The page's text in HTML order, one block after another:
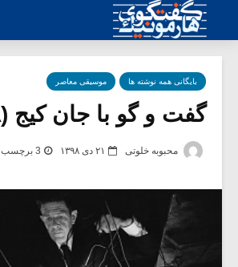
بایگانی همه نوشته ها موسیقی معاصر
گفت و گو با جان کیج (۸)
محبوبه خلوتی ۲۱ دی ۱۳۹۸ 3 برچسب -